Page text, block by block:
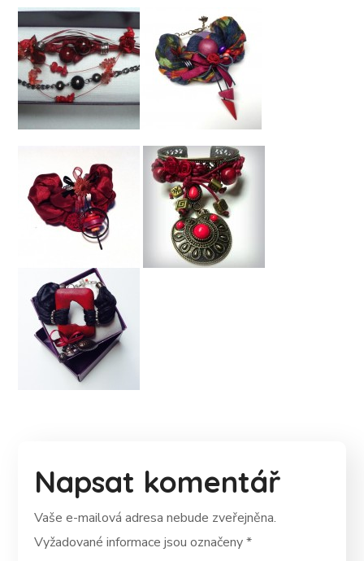
Napsat komentář
Vaše e-mailová adresa nebude zveřejněna.
Vyžadované informace jsou označeny*